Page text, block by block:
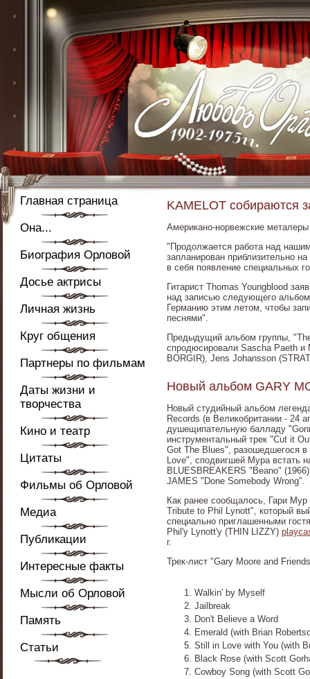
Главная страница
Она...
Биография Орловой
Досье актрисы
Личная жизнь
Круг общения
Партнеры по фильмам
Даты жизни и
творчества
Кино и театр
Цитаты
Фильмы об Орловой
Медиа
Публикации
Интересные факты
Мысли об Орловой
Память
Статьи
KAMELOT собираются
Американо-норвежские
"Продолжается работа над
запланирован приблизительно
в себя появление специальных
Гитарист Thomas Youngblood
над записью следующего
Германию этим летом, чтобы
песнями".
Предыдущий альбом группы,
спродюсировали Sascha Paeth и
BORGIR), Jens Johansson
Новый альбом GARY
Новый студийный альбом
Records (в Великобритании - 24
душещипательную балладу
инструментальный трек "Cut it
Got The Blues", разошедшегося
Love", сподвигшей Мура встать
BLUESBREAKERS "Beano"
JAMES "Done Somebody Wrong".
Как ранее сообщалось, Гари
Tribute to Phil Lynott", который
специально приглашенными
Phil'у Lynott'у (THIN LIZZY)
г.
Трек-лист "Gary Moore and
Walkin' by Myself
Jailbreak
Don't Believe a Word
Emerald (with Brian
Still in Love with You (with
Black Rose (with Scott
Cowboy Song (with Scott